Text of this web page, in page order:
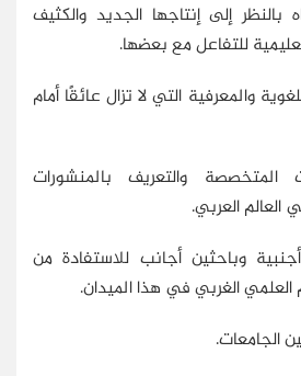
إلى إنتاجها الجديد والكثيف
للتفاعل مع بعضها.
والمعرفية التي لا تزال عائقًا أمام
والتعريف بالمنشورات
العربي.
وباحثين أجانب للاستفادة من
العلمي الغربي في هذا الميدان.
الجامعات.